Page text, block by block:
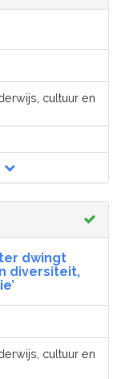
cultuur en
dwingt
diversiteit,
cultuur en